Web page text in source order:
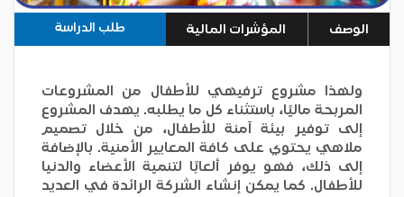
الوصف المؤشرات المالية طلب الدراسة
ولهذا مشروع ترفيهي للأطفال من المشروعات
المربحة ماليًا، باستثناء كل ما يطلبه. يهدف المشروع
إلى توفير بيئة آمنة للأطفال، من خلال تصميم
ملاهي يحتوي على كافة المعايير الأمنية. بالإضافة
إلى ذلك، فهو يوفر ألعابًا لتنمية الأعضاء والدنيا
للأطفال. كما يمكن إنشاء الشركة الرائدة في العديد